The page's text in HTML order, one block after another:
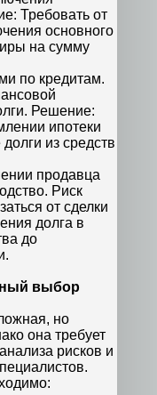
Требовать от
основного
на сумму
по кредитам.
Решение:
ипотеки
из средств
продавца
Риск
от сделки
долга в
до
выбор
но
она требует
рисков и